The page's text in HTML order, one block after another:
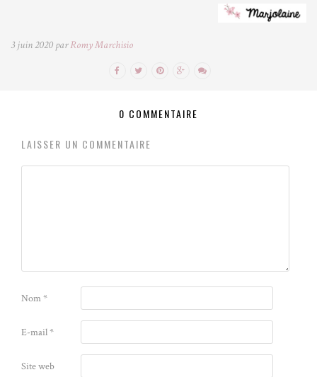
3 juin 2020 parRomy Marchisio
0 COMMENTAIRE
LAISSER UN COMMENTAIRE
Nom*
E-mail*
Site web